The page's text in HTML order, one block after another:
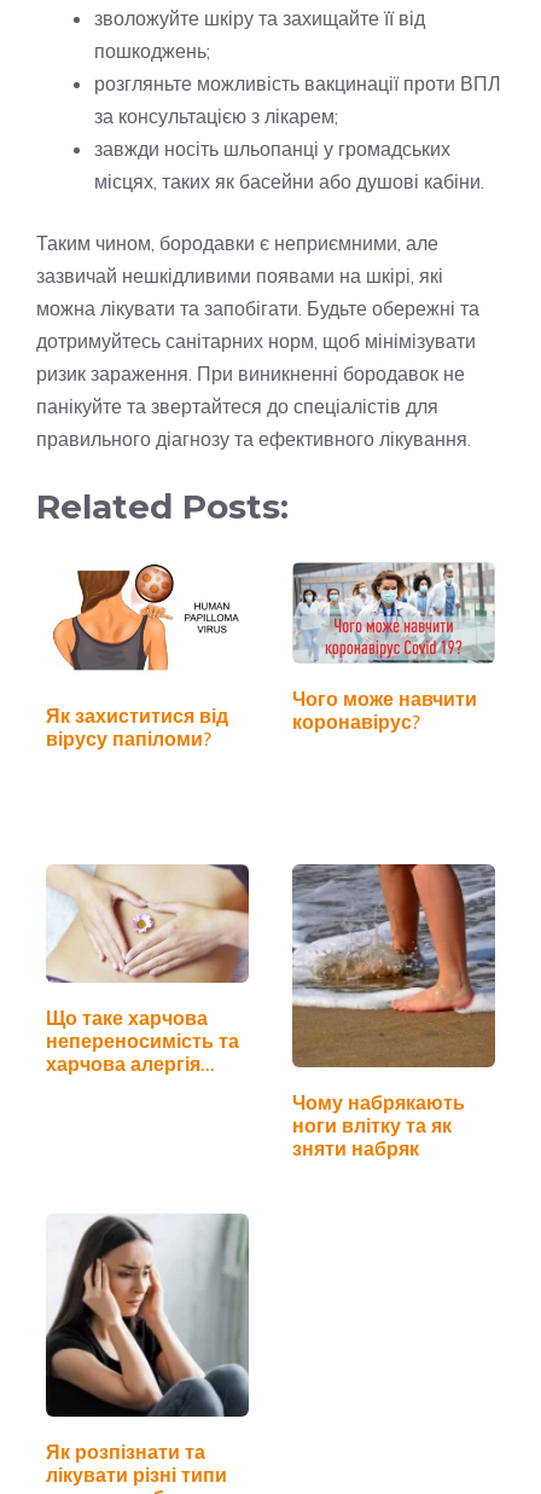
зволожуйте шкіру та захищайте її від
пошкоджень;
розгляньте можливість вакцинації проти ВПЛ
за консультацією з лікарем;
завжди носіть шльопанці у громадських
місцях, таких як басейни або душові кабіни.
Таким чином, бородавки є неприємними, але
зазвичай нешкідливими появами на шкірі, які
можна лікувати та запобігати. Будьте обережні та
дотримуйтесь санітарних норм, щоб мінімізувати
ризик зараження. При виникненні бородавок не
панікуйте та звертайтеся до спеціалістів для
правильного діагнозу та ефективного лікування.
Related Posts:
Як захиститися від
вірусу папіломи?
Чого може навчити
коронавірус?
Що таке харчова
непереносимість та
харчова алергія…
Чому набрякають
ноги влітку та як
зняти набряк
Як розпізнати та
лікувати різні типи